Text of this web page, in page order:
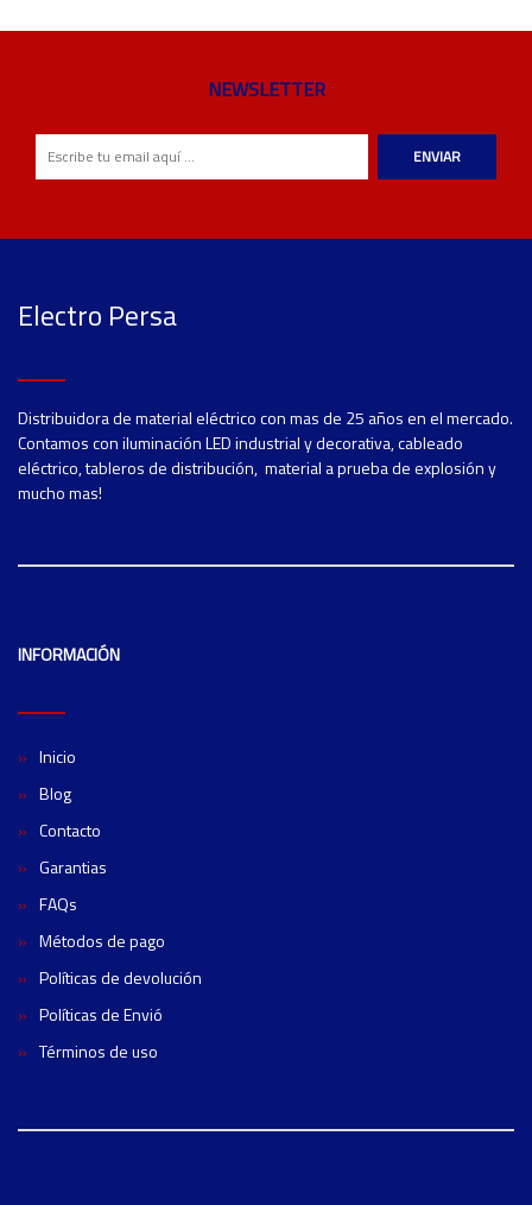
NEWSLETTER
ENVIAR
Electro Persa
Distribuidora de material eléctrico con mas de 25 años en el mercado.
Contamos con iluminación LED industrial y decorativa, cableado
eléctrico, tableros de distribución, material a prueba de explosión y
mucho mas!
INFORMACIÓN
Inicio
Blog
Contacto
Garantias
FAQs
Métodos de pago
Políticas de devolución
Políticas de Envió
Términos de uso